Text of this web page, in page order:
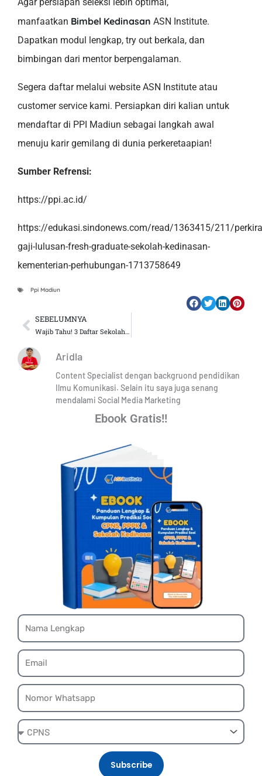
manfaatkan Bimbel Kedinasan ASN Institute.
Dapatkan modul lengkap, try out berkala, dan
bimbingan dari mentor berpengalaman.
Segera daftar melalui website ASN Institute atau
customer service kami. Persiapkan diri kalian untuk
mendaftar di PPI Madiun sebagai langkah awal
menuju karir gemilang di dunia perkeretaapian!
Sumber Refrensi:
https://ppi.ac.id/
https://edukasi.sindonews.com/read/1363415/211/
gaji-lulusan-fresh-graduate-sekolah-kedinasan-
kementerian-perhubungan-1713758649
Ppi Madiun
Prev
SEBELUMNYA
Wajib Tahu! 3 Daftar Sekolah Kedinasan Untuk Lulusan IPA
Aridla
Content Specialist dengan backgruond pendidikan
Ilmu Komunikasi. Selain itu saya juga senang
mendalami Social Media Marketing
Ebook Gratis!!
Name
Email
Whatsapp
Ebook
Subscribe